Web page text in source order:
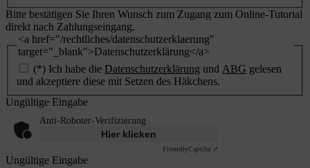
Bitte bestätigen Sie Ihren Wunsch zum Zugang zum Online-Tutorial
direkt nach Zahlungseingang.
<a href="/rechtliches/datenschutzerklaerung"
target="_blank">Datenschutzerklärung</a>
(*) Ich habe die Datenschutzerklärung und ABG gelesen
und akzeptiere diese mit Setzen des Häkchens.
Ungültige Eingabe
Anti-Roboter-Verifizierung
Hier klicken
FriendlyCaptcha ⇗
Ungültige Eingabe